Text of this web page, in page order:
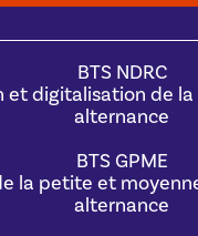
BTS NDRC
et digitalisation de
alternance
BTS GPME
la petite et
alternance